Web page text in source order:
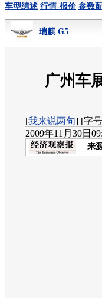
车型综述 行情-报价 参数
瑞麒 G5
广州车
[我来说两句] [字号
2009年11月30日
来